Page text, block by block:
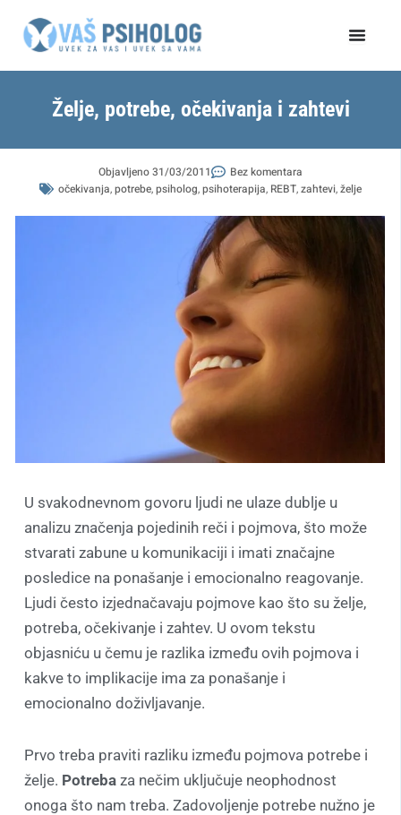
Želje, potrebe, očekivanja i zahtevi
Objavljeno31/03/2011
Bez komentara
očekivanja,potrebe,psiholog,psihoterapija, REBT,zahtevi,želje
U svakodnevnom govoru ljudi ne ulaze dublje u
analizu značenja pojedinih reči i pojmova, što može
stvarati zabune u komunikaciji i imati značajne
posledice na ponašanje i emocionalno reagovanje.
Ljudi često izjednačavaju pojmove kao što su želje,
potreba, očekivanje i zahtev. U ovom tekstu
objasniću u čemu je razlika između ovih pojmova i
kakve to implikacije ima za ponašanje i
emocionalno doživljavanje.
Prvo treba praviti razliku između pojmova potrebe i
želje. Potreba za nečim uključuje neophodnost
onoga što nam treba. Zadovoljenje potrebe nužno je